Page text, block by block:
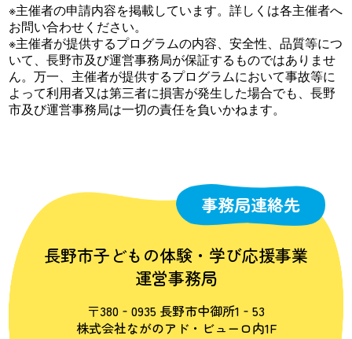
※主催者の申請内容を掲載しています。詳しくは各主催者へ
お問い合わせください。
※主催者が提供するプログラムの内容、安全性、品質等につ
いて、長野市及び運営事務局が保証するものではありませ
ん。万一、主催者が提供するプログラムにおいて事故等に
よって利用者又は第三者に損害が発生した場合でも、長野
市及び運営事務局は一切の責任を負いかねます。
事務局連絡先
長野市子どもの体験・学び応援事業
運営事務局
〒380‐0935 長野市中御所1‐53
株式会社ながのアド・ビューロ内1F